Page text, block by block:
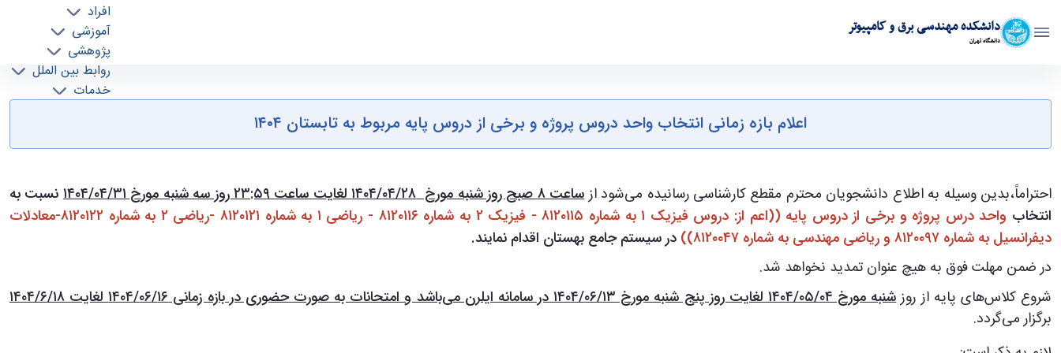
دانشکده مهندسی برق و کامپیوتر
دانشگاه تهران
افراد
آموزشی
پژوهشی
روابط بین الملل
خدمات
اعلام بازه زمانی انتخاب واحد دروس پروژه و برخی از دروس پایه مربوط به تابستان ۱۴۰۴ - ece- دانشکده مهندسی برق و کامپیوتر
اعلام بازه زمانی انتخاب واحد دروس پروژه و برخی از دروس پایه مربوط به تابستان ۱۴۰۴
احتراماً،بدین وسیله به اطلاع دانشجویان محترم مقطع کارشناسی رسانیده می‌شود ازساعت ۸ صبح روز شنبه مورخ ۲۸/‏۰۴/‏۱۴۰۴ لغایت ساعت ۲۳:۵۹ روز سه شنبه مورخ ۳۱/‏۰۴/‏۱۴۰۴
نسبت به
انتخاب
واحد درس پروژه و برخی از دروس پایه ((اعم از: دروس فیزیک ۱ به شماره ۸۱۲۰۱۱۵ - فیزیک ۲ به شماره ۸۱۲۰۱۱۶ - ریاضی ۱ به شماره ۸۱۲۰۱۲۱ -ریاضی ۲ به شماره ۸۱۲۰۱۲۲-معادلات
دیفرانسیل‌ به‌ شماره ۸۱۲۰۰۹۷ و ریاضی مهندسی به شماره ۸۱۲۰۰۴۷))
در سیستم جامع بهستان اقدام نمایند.
در ضمن مهلت فوق به هیچ عنوان تمدید نخواهد شد.
شروع کلاس‌های پایه از روزشنبه مورخ ۰۴/‏۰۵/‏۱۴۰۴ لغایت روز پنج شنبه مورخ ۱۳/‏۰۶/‏۱۴۰۴ در سامانه ایلرن می‌باشد و امتحانات به صورت حضوری در بازه زمانی ۱۶/‏۰۶/‏۱۴۰۴ لغایت ۱۸/‏۶/‏۱۴۰۴
برگزار می‌گردد.